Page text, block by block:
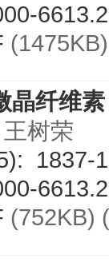
晶纤维素
树荣
1837-
(752KB) (